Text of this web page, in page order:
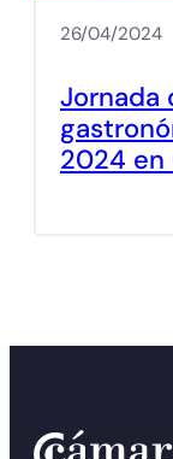
26/04/2024
Jornada
2024 en